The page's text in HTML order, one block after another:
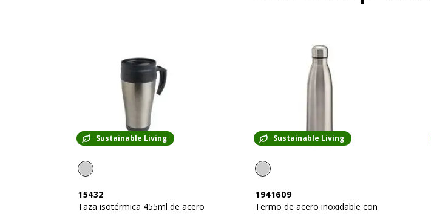
Sustainable Living
15432
Taza isotérmica 455ml de acero
Sustainable Living
1941609
Termo de acero inoxidable con